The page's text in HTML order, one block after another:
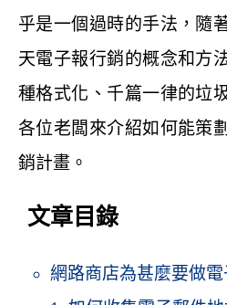
乎是一個過時的手法，隨
天電子報行銷的概念和方
種格式化、千篇一律的垃
各位老闆來介紹如何能策
銷計畫。
文章目錄
網路商店為甚麼要做